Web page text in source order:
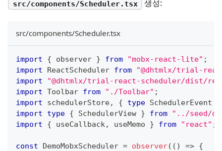
src/components/Scheduler.tsx 생성:
src/components/Scheduler.tsx
import { observer } from "mobx-react-lite" ;
import
ReactScheduler from
"@dhtmlx/trial-
import
"@dhtmlx/trial-react-scheduler/dist/
import Toolbar from "./Toolbar" ;
import schedulerStore, { type SchedulerEvent
import
type { SchedulerView } from
"../seed/
import
{ useCallback, useMemo } from "react" ;
const DemoMobxScheduler = observer( ( ) => {